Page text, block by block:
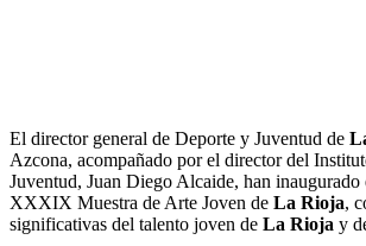
El director general de Deporte y Juventud de
Azcona, acompañado por el director del
Juventud, Juan Diego Alcaide, han inaugurado
XXXIX Muestra de Arte Joven de La Rioja,
significativas del talento joven de La Rioja y